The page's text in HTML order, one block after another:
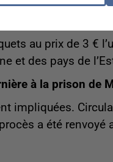
dernière à Torcy
au prix de 3 €
et des pays de
à la prison de
impliquées.
a été renvoyé